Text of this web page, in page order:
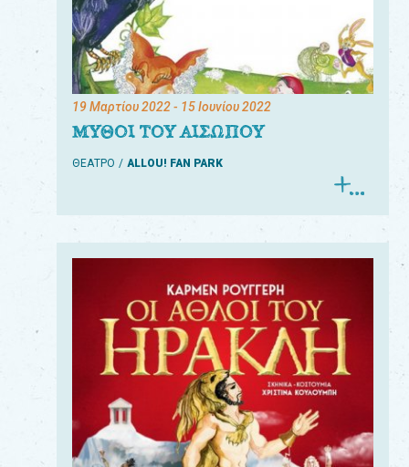
19 Μαρτίου 2022- 15 Ιουνίου 2022
ΜΥΘΟΙ ΤΟΥ ΑΙΣΩΠΟΥ
ΘΕΑΤΡΟ ALLOU! FAN PARK